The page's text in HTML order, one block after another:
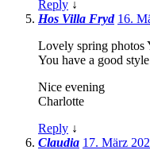
Reply ↓
Hos Villa Fryd 16.
Lovely spring photos
You have a good
Nice evening
Charlotte
Reply ↓
Claudia 17. März